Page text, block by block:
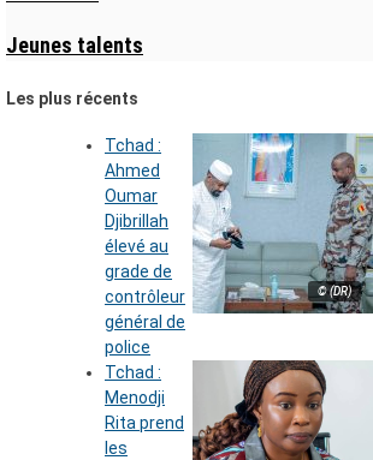
Jeunes talents
Les plus récents
© (DR)
Tchad :
Ahmed
Oumar
Djibrillah
élevé au
grade de
contrôleur
général de
police
Tchad :
Menodji
Rita prend
les